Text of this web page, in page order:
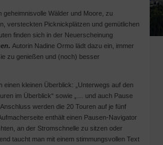
geheimnisvolle Wälder und Moore, zu
versteckten Picknickplätzen und gemütlichen
finden sich in der Neuerscheinung
Autorin Nadine Ormo lädt dazu ein, immer
zu genießen und (noch) besser
einen kleinen Überblick: „Unterwegs auf den
im Überblick“ sowie „… und auch Pause
werden die 20 Touren auf je fünf
enthält einen Pausen-Navigator
an der Stromschnelle zu sitzen oder
taucht man mit einem stimmungsvollen Text